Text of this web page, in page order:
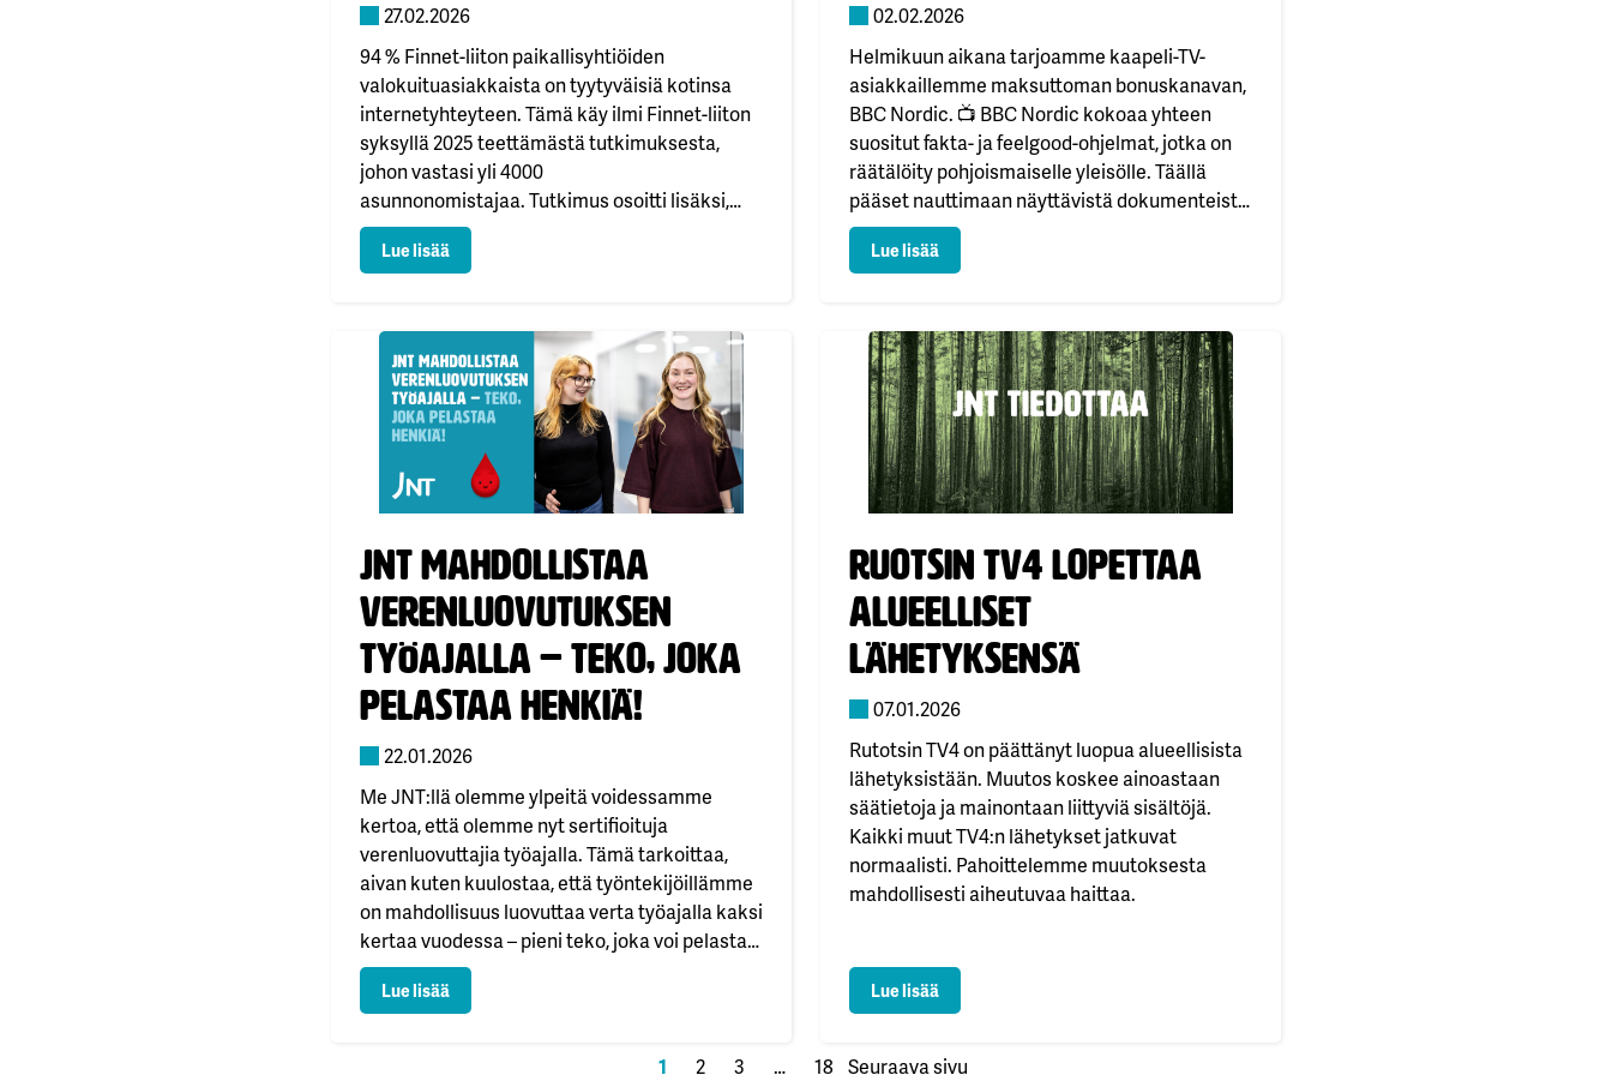
27.02.2026
94 % Finnet-liiton paikallisyhtiöiden
valokuituasiakkaista on tyytyväisiä kotinsa
internetyhteyteen. Tämä käy ilmi Finnet-liiton
syksyllä 2025 teettämästä tutkimuksesta,
johon vastasi yli 4000
asunnonomistajaa. Tutkimus osoitti lisäksi,
että 53 % vastaajista valitsisi niin kutsutun
täyden palvelun valokuituverkon avoimen
valokuidun käyttäjät arvostivat paikallisissa
yhtiöissä etenkin suomalaisomisteisuutta,
henkilökohtaista palvelua sekä mahdollisuutta
saada kaikki…
Lue lisää: Paikallisuus ohjaa kuluttajavalintoja
02.02.2026
Helmikuun aikana tarjoamme kaapeli-TV-
asiakkaillemme maksuttoman bonuskanavan,
BBC Nordic. 📺 BBC Nordic kokoaa yhteen
suositut fakta- ja feelgood-ohjelmat, jotka on
räätälöity pohjoismaiselle yleisölle. Täällä
pääset nauttimaan näyttävistä dokumenteista
Sir David Attenborough’n ja Louis Theroux’n
seurassa sekä kevyestä viihteestä Graham
kanavapaikalta 336.Mukavaa helmikuuta! ❄️
Lue lisää: Kuukauden bonuskanava helmikuu
JNT mahdollistaa
verenluovutuksen
työajalla – teko, joka
pelastaa henkiä!
Julkaistu:
22.01.2026
Me JNT:llä olemme ylpeitä voidessamme
kertoa, että olemme nyt sertifioituja
verenluovuttajia työajalla. Tämä tarkoittaa,
aivan kuten kuulostaa, että työntekijöillämme
on mahdollisuus luovuttaa verta työajalla kaksi
kertaa vuodessa – pieni teko, joka voi pelastaa
ihmishenkiä. Jo nyt moni kollegamme
luovuttaa aktiivisesti verta, mutta voimme aina
luovutus merkitsee — ja tarve on jatkuva.…
Lue lisää: JNT mahdollistaa verenluovutuksen työajalla – teko, joka pelastaa henkiä!
Ruotsin TV4 lopettaa
alueelliset
lähetyksensä
Julkaistu:
07.01.2026
Rutotsin TV4 on päättänyt luopua alueellisista
lähetyksistään. Muutos koskee ainoastaan
säätietoja ja mainontaan liittyviä sisältöjä.
Kaikki muut TV4:n lähetykset jatkuvat
normaalisti. Pahoittelemme muutoksesta
mahdollisesti aiheutuvaa haittaa.
Lue lisää: Ruotsin TV4 lopettaa alueelliset lähetyksensä
1 2 3 … 18 Seuraava sivu